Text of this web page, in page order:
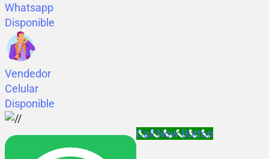
Whatsapp
Disponible
Vendedor
Celular
Disponible
Call Now Button